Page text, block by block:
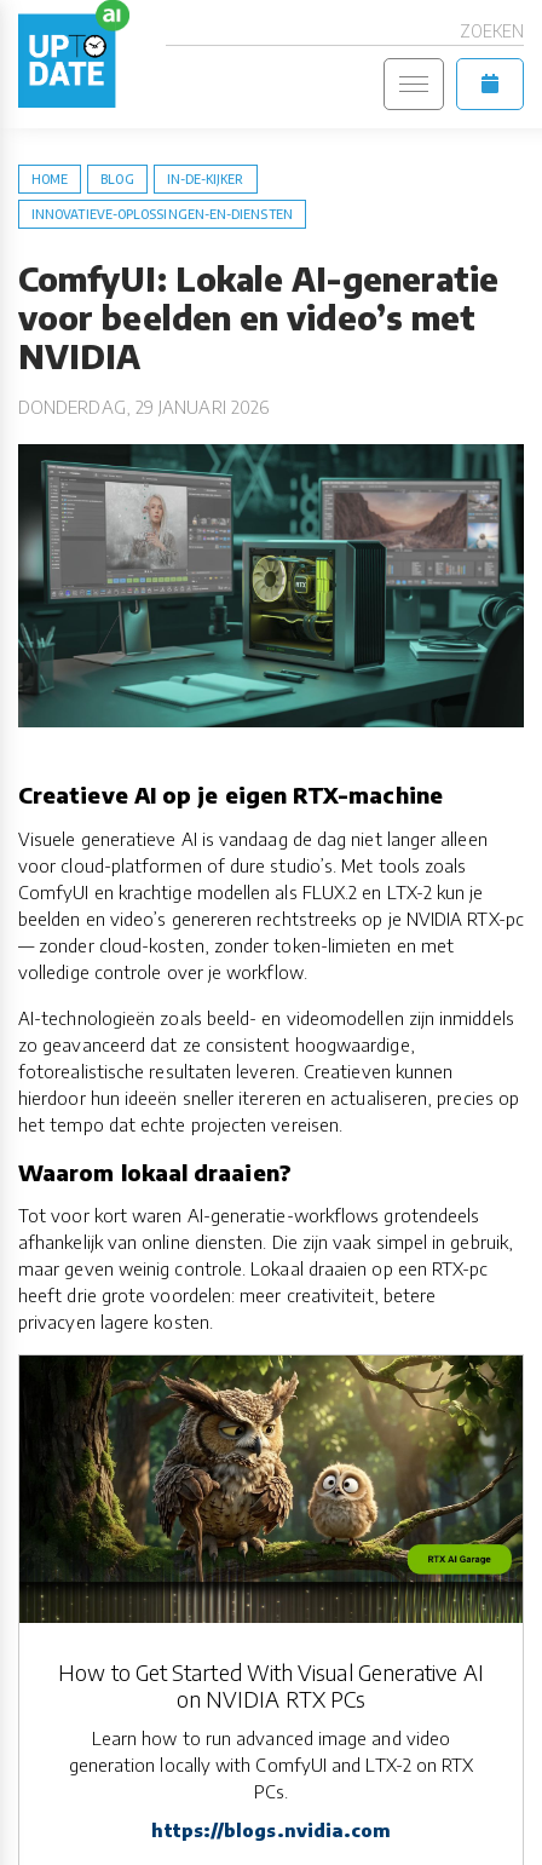
ZOEKEN
HOME BLOG IN-DE-KIJKER
INNOVATIEVE-OPLOSSINGEN-EN-DIENSTEN
ComfyUI: Lokale AI-generatie
voor beelden en video’s met
NVIDIA
DONDERDAG, 29 JANUARI 2026
Creatieve AI op je eigen RTX-machine
Visuele generatieve AI is vandaag de dag niet langer alleen
voor cloud-platformen of dure studio’s. Met tools zoals
ComfyUI en krachtige modellen als FLUX.2 en LTX-2 kun je
beelden en video’s genereren rechtstreeks op je NVIDIA RTX-pc
— zonder cloud-kosten, zonder token-limieten en met
volledige controle over je workflow.
AI-technologieën zoals beeld- en videomodellen zijn inmiddels
zo geavanceerd dat ze consistent hoogwaardige,
fotorealistische resultaten leveren. Creatieven kunnen
hierdoor hun ideeën sneller itereren en actualiseren, precies op
het tempo dat echte projecten vereisen.
Waarom lokaal draaien?
Tot voor kort waren AI-generatie-workflows grotendeels
afhankelijk van online diensten. Die zijn vaak simpel in gebruik,
maar geven weinig controle. Lokaal draaien op een RTX-pc
heeft drie grote voordelen: meer creativiteit, betere
privacyen lagere kosten.
How to Get Started With Visual Generative AI
on NVIDIA RTX PCs
Learn how to run advanced image and video
generation locally with ComfyUI and LTX-2 on RTX
PCs.
https://blogs.nvidia.com